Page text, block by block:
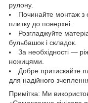
рулону.
Починайте монтаж з
плитку до поверхні.
Розгладжуйте
бульбашок і складок.
За необхідності —
ножицями.
Добре притискайте
для надійного
Примітка: Ми